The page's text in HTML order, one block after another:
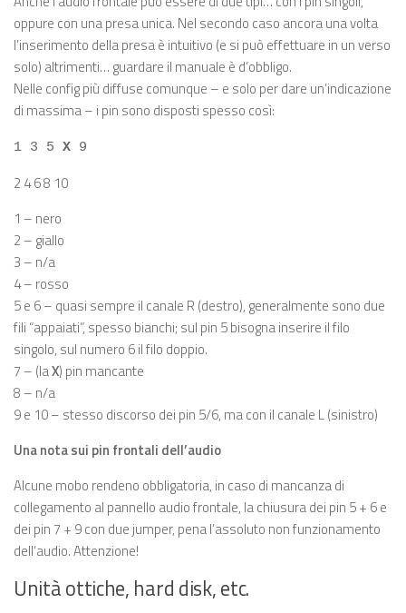
oppure con una presa unica. Nel secondo caso ancora una volta
l’inserimento della presa è intuitivo (e si può effettuare in un verso
solo) altrimenti… guardare il manuale è d’obbligo.
Nelle config più diffuse comunque – e solo per dare un’indicazione
di massima – i pin sono disposti spesso così:
1 3 5 X 9
2 4 6 8 10
1 – nero
2 – giallo
3 – n/a
4 – rosso
5 e 6 – quasi sempre il canale R (destro), generalmente sono due
fili “appaiati”, spesso bianchi; sul pin 5 bisogna inserire il filo
singolo, sul numero 6 il filo doppio.
7 – (laX) pin mancante
8 – n/a
9 e 10 – stesso discorso dei pin 5/6, ma con il canale L (sinistro)
Una nota sui pin frontali dell’audio
Alcune mobo rendeno obbligatoria, in caso di mancanza di
collegamento al pannello audio frontale, la chiusura dei pin 5 + 6 e
dei pin 7 + 9 con due jumper, pena l’assoluto non funzionamento
dell’audio. Attenzione!
Unità ottiche, hard disk, etc.